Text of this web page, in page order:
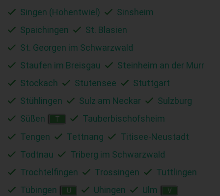
Singen (Hohentwiel)
Sinsheim
Spaichingen
St. Blasien
St. Georgen im Schwarzwald
Staufen im Breisgau
Steinheim an der Murr
Stockach
Stutensee
Stuttgart
Stühlingen
Sulz am Neckar
Sulzburg
Süßen
T
Tauberbischofsheim
Tengen
Tettnang
Titisee-Neustadt
Todtnau
Triberg im Schwarzwald
Trochtelfingen
Trossingen
Tuttlingen
Tübingen
U Uhingen Ulm V